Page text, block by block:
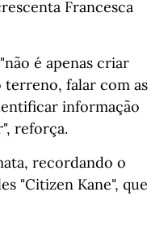
Francesca
é apenas criar
falar com as
informação
reforça.
recordando o
"Citizen Kane", que